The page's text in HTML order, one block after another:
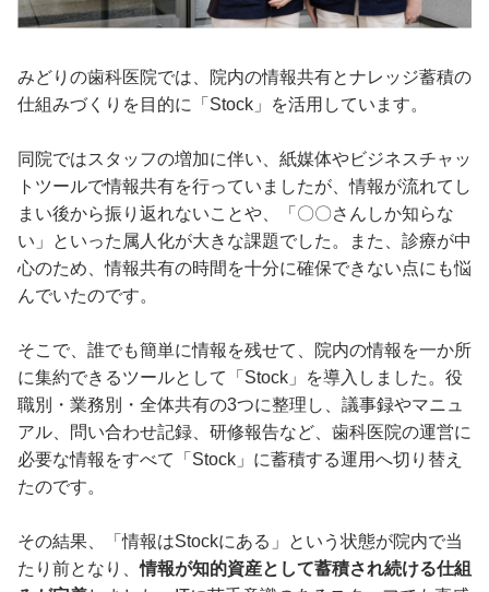
みどりの歯科医院では、院内の情報共有とナレッジ蓄積の
仕組みづくりを目的に「Stock」を活用しています。
同院ではスタッフの増加に伴い、紙媒体やビジネスチャッ
トツールで情報共有を行っていましたが、情報が流れてし
まい後から振り返れないことや、「〇〇さんしか知らな
い」といった属人化が大きな課題でした。また、診療が中
心のため、情報共有の時間を十分に確保できない点にも悩
んでいたのです。
そこで、誰でも簡単に情報を残せて、院内の情報を一か所
に集約できるツールとして「Stock」を導入しました。役
職別・業務別・全体共有の3つに整理し、議事録やマニュ
アル、問い合わせ記録、研修報告など、歯科医院の運営に
必要な情報をすべて「Stock」に蓄積する運用へ切り替え
たのです。
その結果、「情報はStockにある」という状態が院内で当
たり前となり、情報が知的資産として蓄積され続ける仕組